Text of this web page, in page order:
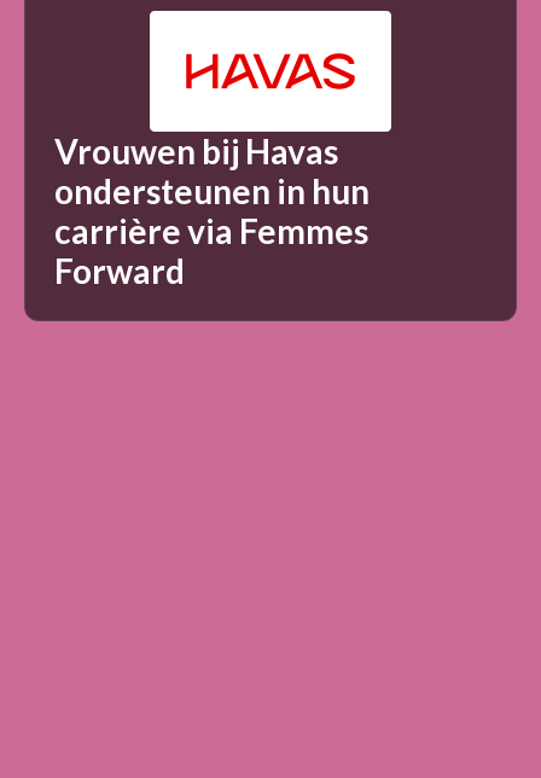
Vrouwen bij Havas
ondersteunen in hun
carrière via Femmes
Forward